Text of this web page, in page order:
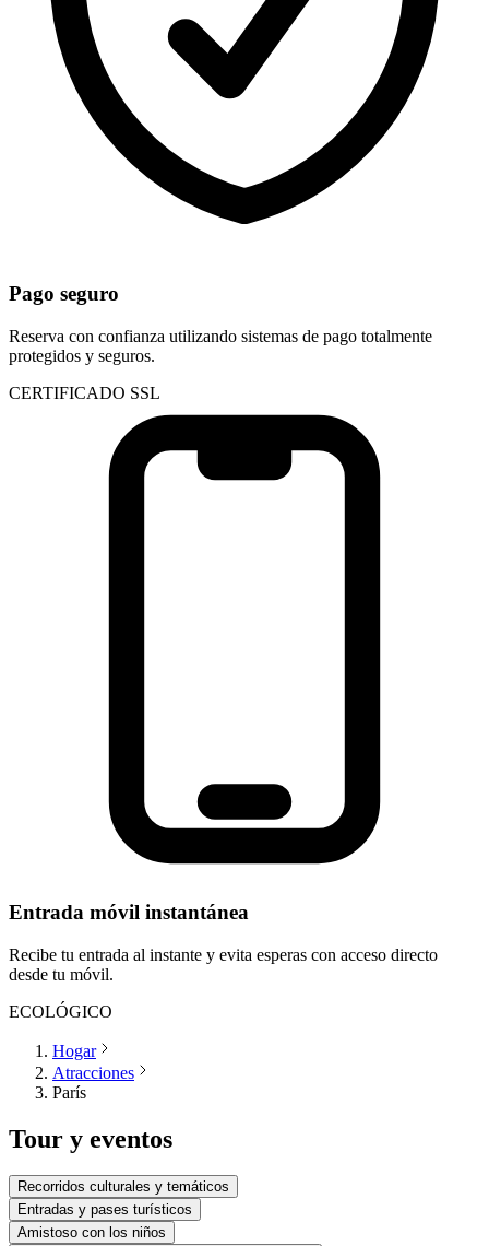
Pago seguro
Reserva con confianza utilizando sistemas de pago totalmente
protegidos y seguros.
CERTIFICADO SSL
Entrada móvil instantánea
Recibe tu entrada al instante y evita esperas con acceso directo
desde tu móvil.
ECOLÓGICO
Hogar
Atracciones
París
Tour y eventos
Recorridos culturales y temáticos
Entradas y pases turísticos
Amistoso con los niños